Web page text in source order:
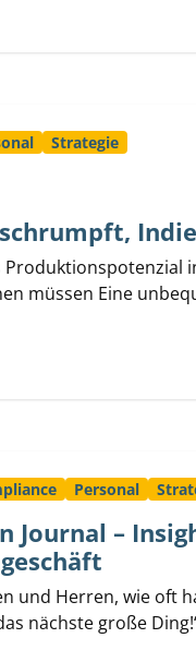
Strategie
müssen Eine
Personal
Journal –
und Herren, wie oft
nächste große